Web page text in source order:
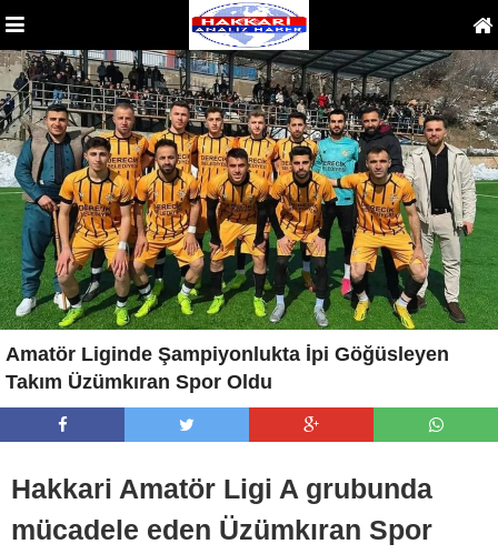
Amatör Liginde Şampiyonlukta İpi Göğüsleyen
Takım Üzümkıran Spor Oldu
Hakkari Amatör Ligi A grubunda
mücadele eden Üzümkıran Spor